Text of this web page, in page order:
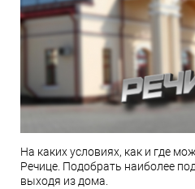
На каких условиях, как и где
Речице. Подобрать наиболее
выходя из дома.